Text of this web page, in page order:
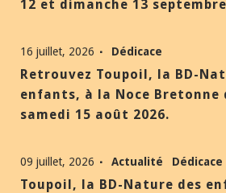
12 et dimanche 13
16 juillet, 2026 Dédicace
Retrouvez Toupoil, la BD-
enfants, à la Noce Bretonne
samedi 15 août 2026.
09 juillet, 2026 Actualité Dédicace
Toupoil, la BD-Nature des